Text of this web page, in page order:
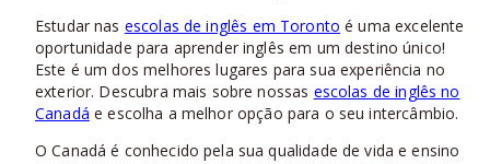
Estudar nas escolas de inglês em Toronto é uma excelente
oportunidade para aprender inglês em um destino único!
Este é um dos melhores lugares para sua experiência no
exterior. Descubra mais sobre nossas escolas de inglês no
Canadá e escolha a melhor opção para o seu intercâmbio.
O Canadá é conhecido pela sua qualidade de vida e ensino